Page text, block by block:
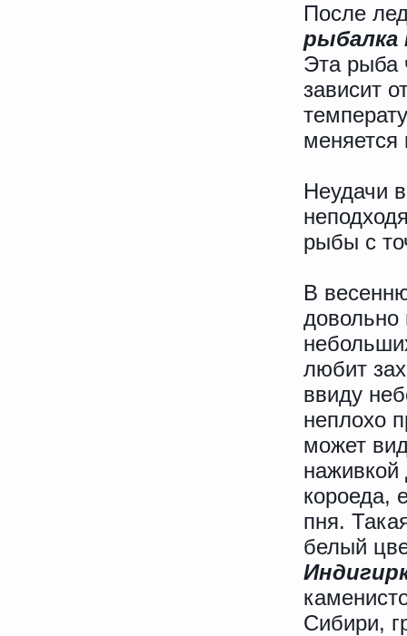
После
рыбалка
Эта рыба
зависит
меняется
Неудачи
рыбы с
В
довольно
любит
ввиду
неплохо
может
наживкой
короеда,
пня.
белый
Сибири,